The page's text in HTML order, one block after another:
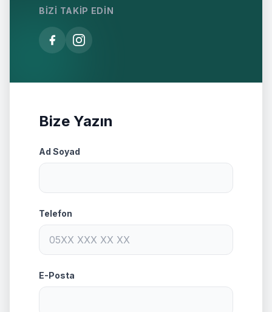
BIZI TAKIP EDIN
Bize Yazın
Ad Soyad
Telefon
E-Posta